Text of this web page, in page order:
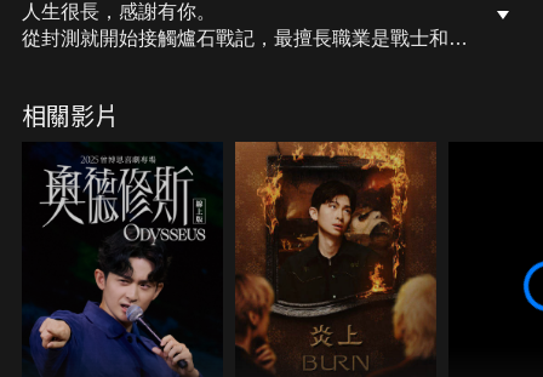
人生很長，感謝有你。
從封測就開始接觸爐石戰記，最擅長職業是戰士和牧
醒。
從陰暗幽霾的蛇界森林甦醒吧， 趁此良機，莫再猶
豫，恭請蛇界至尊雙飛寶典！
OSkomodo 還不一起加入蛇教跟著教主一起前進!
相關影片